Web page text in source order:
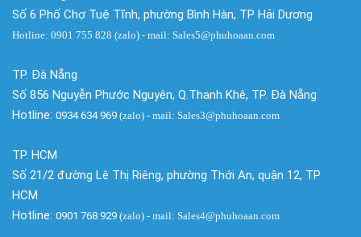
Số 6 Phố Chợ Tuệ Tĩnh, phường Bình Hàn, TP Hải Dương
Hotline: 0901 755 828 (zalo) - mail: Sales5@phuhoaan.com
TP. Đà Nẵng
Số 856 Nguyễn Phước Nguyên, Q.Thanh Khê, TP. Đà Nẵng
Hotline: 0934 634 969 (zalo) - mail: Sales3@phuhoaan.com
TP. HCM
Số 21/2 đường Lê Thị Riêng, phường Thới An, quận 12, TP
HCM
Hotline: 0901 768 929 (zalo) - mail: Sales4@phuhoaan.com